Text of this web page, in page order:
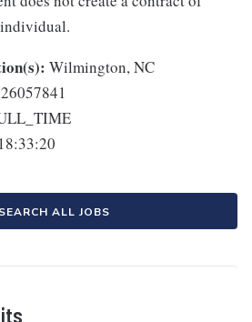
Wilmington, NC
SEARCH ALL JOBS